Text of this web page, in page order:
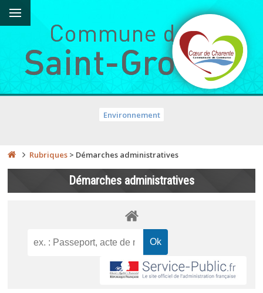
Environnement
Rubriques > Démarches administratives
Démarches administratives